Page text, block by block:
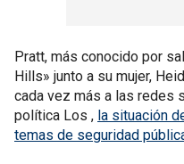
Pratt, más conocido por
Hills» junto a su mujer,
cada vez más a las redes
política Los , la situación
temas de seguridad